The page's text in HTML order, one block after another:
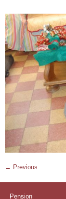
← Previous
Pension